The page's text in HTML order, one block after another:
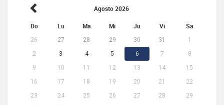
Agosto 2026
Do Lu Ma Mi Ju Vi Sa
26 27 28 29 30 31
1
2
3 4 5 6 7
8
9
10 11 12 13 14
15
16
17 18 19 20 21
22
23
24 25 26 27 28
29